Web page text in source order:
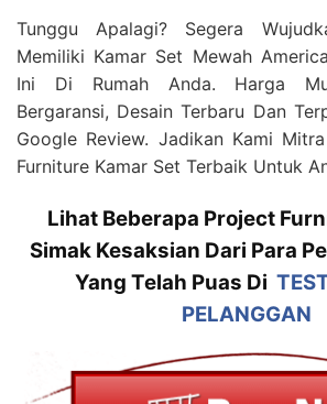
Tunggu Apalagi? Segera
Memiliki Kamar Set Mewah
Ini Di Rumah Anda. Harga
Bergaransi, Desain Terbaru Dan
Google Review. Jadikan Kami
Furniture Kamar Set Terbaik Untuk
Lihat Beberapa Project
Simak Kesaksian Dari Para
Yang Telah Puas Di
PELANGGAN